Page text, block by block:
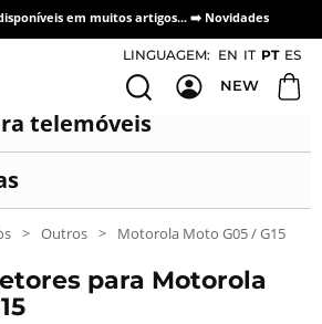
em muitos artigos... ➡️ Novidades
Acesso / Cadastro de Distribuidores
LINGUAGEM: EN IT PT ES
NEW
telemóveis
> Outros > Motorola Moto G05 / G15
para Motorola